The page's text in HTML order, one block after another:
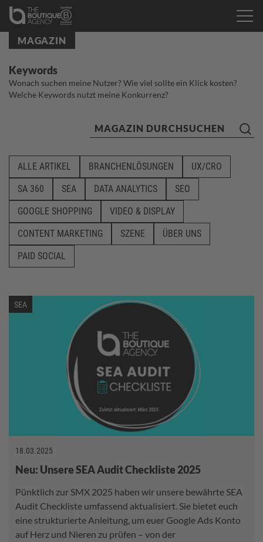
MAGAZIN
Keywords
Wonach suchen meine Nutzer? Wie viel sollte ein Klick kosten?
Welche Keywords nutzt meine Konkurrenz?
ALLE ARTIKEL BRANCHENLÖSUNGEN
UX/CRO
SA 360
SEA DATA ANALYTICS
SEO
GOOGLE SHOPPING
VIDEO & DISPLAY
CONTENT MARKETING
SZENE
ÜBER UNS
PAID SOCIAL
SEA
18.03.2025
Neu: Unsere SEA Audit Checkliste 2025
Pünktlich zur SMX 2025 haben wir unsere bewährte SEA
Audit Checkliste umfassend aktualisiert. Sie bietet euch
eine strukturierte Anleitung, um euer Google Ads Konto
auf Herz und Nieren zu prüfen – von der